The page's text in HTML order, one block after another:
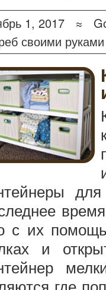
1, 2017 ≈
своими руками
с их
и
где